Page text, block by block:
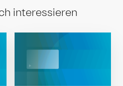
interessieren